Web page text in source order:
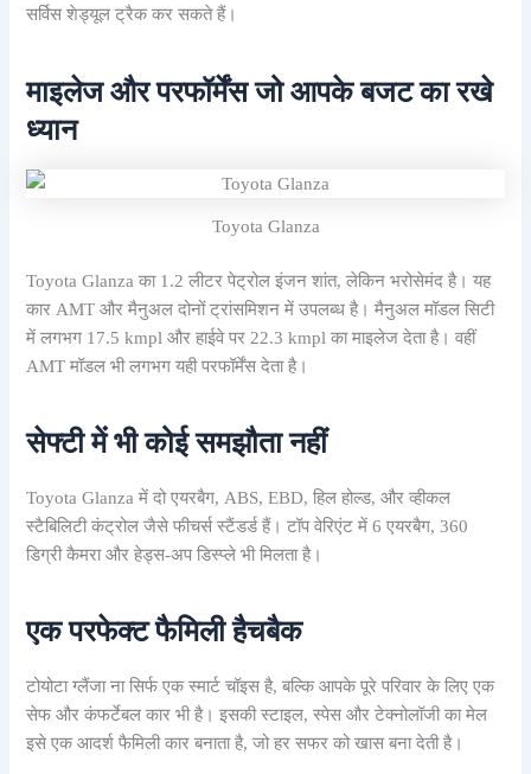
सर्विस शेड्यूल ट्रैक कर सकते हैं।
माइलेज और परफॉर्मेंस जो आपके बजट का रखे
ध्यान
Toyota Glanza
Toyota Glanza का 1.2 लीटर पेट्रोल इंजन शांत, लेकिन भरोसेमंद है। यह
कार AMT और मैनुअल दोनों ट्रांसमिशन में उपलब्ध है। मैनुअल मॉडल सिटी
में लगभग 17.5 kmpl और हाईवे पर 22.3 kmpl का माइलेज देता है। वहीं
AMT मॉडल भी लगभग यही परफॉर्मेंस देता है।
सेफ्टी में भी कोई समझौता नहीं
Toyota Glanza में दो एयरबैग, ABS, EBD, हिल होल्ड, और व्हीकल
स्टैबिलिटी कंट्रोल जैसे फीचर्स स्टैंडर्ड हैं। टॉप वेरिएंट में 6 एयरबैग, 360
डिग्री कैमरा और हेड्स-अप डिस्प्ले भी मिलता है।
एक परफेक्ट फैमिली हैचबैक
टोयोटा ग्लैंजा ना सिर्फ एक स्मार्ट चॉइस है, बल्कि आपके पूरे परिवार के लिए एक
सेफ और कंफर्टेबल कार भी है। इसकी स्टाइल, स्पेस और टेक्नोलॉजी का मेल
इसे एक आदर्श फैमिली कार बनाता है, जो हर सफर को खास बना देती है।